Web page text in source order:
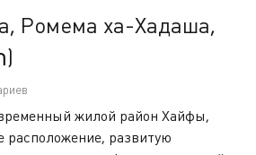
Ромема ха-Хадаша,
(רוממה החדשה)
жилой район Хайфы,
расположение, развитую